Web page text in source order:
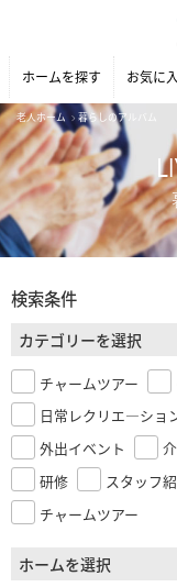
ホームを探す お気に
老人ホーム 暮らしのアルバム
検索条件
カテゴリーを選択
チャームツアー
日常レクリエ―ショ
外出イベント
研修
スタッフ
チャームツアー
ホームを選択